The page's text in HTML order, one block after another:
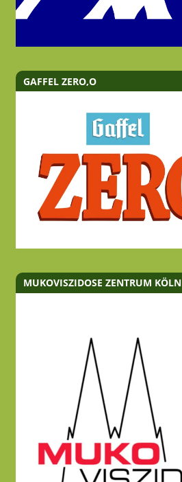
GAFFEL ZERO,O
MUKOVISZIDOSE ZENTRUM KÖLN